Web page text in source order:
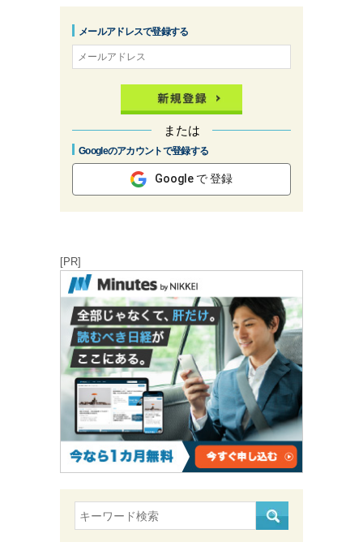
メールアドレスで登録する
または
Googleのアカウントで登録する
Google で 登録
[PR]